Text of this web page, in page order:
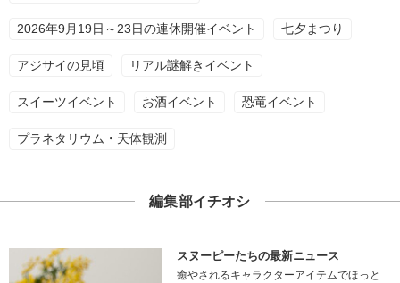
2026年9月19日～23日の連休開催イベント 七夕まつり
アジサイの見頃 リアル謎解きイベント
スイーツイベント お酒イベント 恐竜イベント
プラネタリウム・天体観測
編集部イチオシ
スヌーピーたちの最新ニュース
癒やされるキャラクターアイテムでほっと